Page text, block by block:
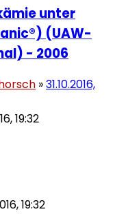
unter
(UAW-
- 2006
»31.10.2016,
19:32
19:32